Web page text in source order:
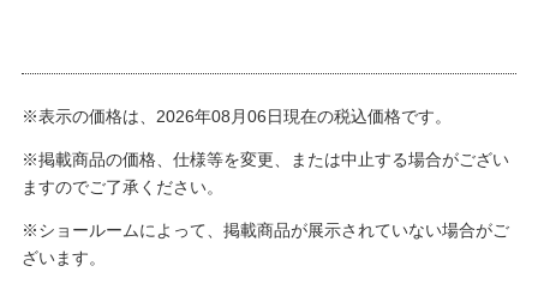
※表示の価格は、2026年08月06日現在の税込価格です。
※掲載商品の価格、仕様等を変更、または中止する場合がござい
ますのでご了承ください。
※ショールームによって、掲載商品が展示されていない場合がご
ざいます。